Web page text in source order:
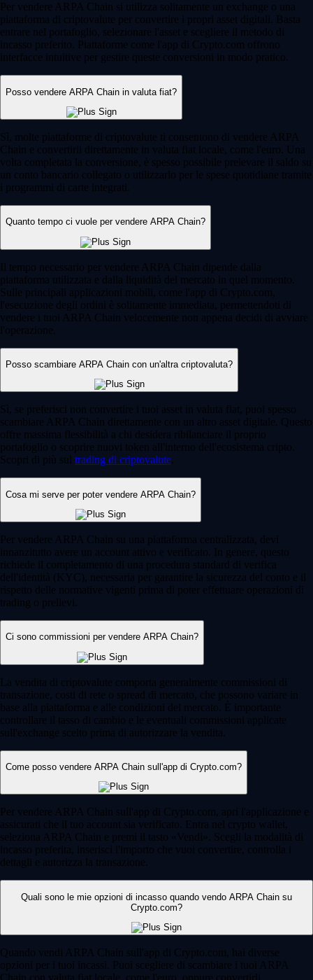
Per vendere ARPA Chain si utilizza solitamente un exchange o una
piattaforma di criptovalute per convertire i propri asset digitali. Basta
entrare nel portafoglio, selezionare l'asset e scegliere il metodo di
incasso preferito. Piattaforme come l'app di Crypto.com offrono
interfacce intuitive per gestire queste conversioni in modo pratico.
Posso vendere ARPA Chain in valuta fiat?
Sì, molte piattaforme di criptovalute ti consentono di vendere ARPA
Chain e convertirli direttamente in valuta fiat locale, come l'euro. Una
volta completata la conversione, è spesso possibile prelevare il saldo su
un conto bancario collegato o utilizzarlo per le spese quotidiane tramite
i programmi di carte integrati.
Quanto tempo ci vuole per vendere ARPA Chain?
Il tempo necessario per vendere ARPA Chain dipende dalla
piattaforma utilizzata e dalla liquidità del mercato in quel momento.
Sulle principali applicazioni mobili, come l'app di Crypto.com,
l'esecuzione degli ordini è solitamente immediata, permettendoti di
vendere i tuoi ARPA Chain velocemente non appena decidi di avviare
l'operazione.
Posso scambiare ARPA Chain con un'altra criptovaluta?
Sì, se preferisci non convertire i tuoi asset in valuta fiat, puoi spesso
scambiare ARPA Chain direttamente con un altro asset digitale. Questo
offre massima flessibilità a chi desidera ribilanciare il proprio
portafoglio o scoprire nuovi token all'interno dell'ecosistema cripto.
Scopri di più sul trading di criptovalute
Cosa mi serve per poter vendere ARPA Chain?
Per vendere ARPA Chain su una piattaforma centralizzata, devi
innanzitutto avere un account attivo e verificato. In genere, questo
richiede il completamento di una procedura standard di verifica
dell'identità (KYC), necessaria per garantire la sicurezza del conto e il
rispetto delle normative vigenti prima di poter effettuare operazioni di
trading o prelievi.
Ci sono commissioni per vendere ARPA Chain?
La vendita di criptovalute comporta generalmente commissioni di
transazione, costi di rete o spread di mercato, che possono variare in
base alla piattaforma e alle condizioni del mercato. È importante
controllare il tasso di cambio e le eventuali commissioni applicate
sull'exchange scelto prima di autorizzare la vendita.
Come posso vendere ARPA Chain sull'app di Crypto.com?
Per vendere ARPA Chain sull'app di Crypto.com, apri l'applicazione e
assicurati che il tuo account sia verificato. Entra nel crypto wallet,
seleziona ARPA Chain e premi il tasto «Vendi». Scegli la modalità di
incasso preferita, inserisci l'importo che vuoi convertire, controlla i
dettagli e autorizza la transazione.
Quali sono le mie opzioni di incasso quando vendo ARPA Chain su
Crypto.com?
Quando vendi ARPA Chain sull'app di Crypto.com, hai diverse
opzioni per i tuoi incassi. Puoi scegliere di scambiare i tuoi ARPA
Chain con valuta fiat locale, come l'euro, oppure convertirli